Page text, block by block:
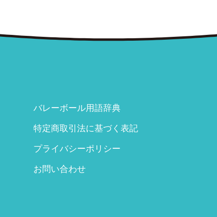
バレーボール用語辞典
特定商取引法に基づく表記
プライバシーポリシー
お問い合わせ